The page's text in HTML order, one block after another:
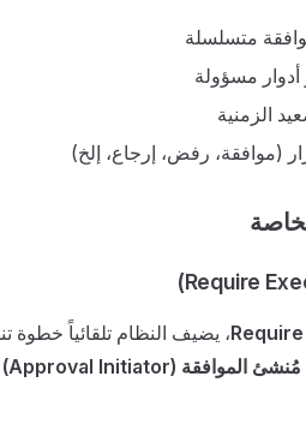
متسلسلة
مسؤولة
الزمنية
(موافقة، رفض، إرجاع، إلخ)
، يضيف النظام تلقائياً خطوة
مُنشئ الموافقة (Approval Initiator)